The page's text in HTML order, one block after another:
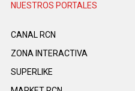
NUESTROS PORTALES
CANAL RCN
ZONA INTERACTIVA
SUPERLIKE